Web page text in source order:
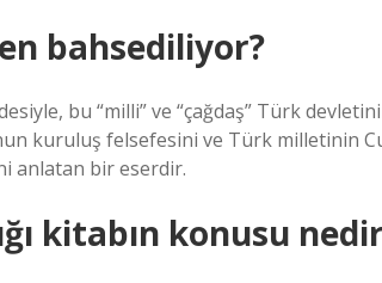
bahsediliyor?
bu “milli” ve “çağdaş” Türk
kuruluş felsefesini ve Türk milletinin
anlatan bir eserdir.
kitabın konusu